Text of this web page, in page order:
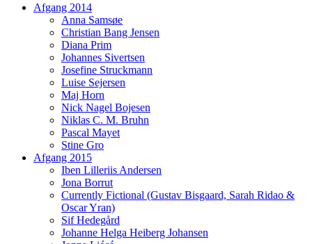
Afgang 2014
Anna Samsøe
Christian Bang Jensen
Diana Prim
Johannes Sivertsen
Josefine Struckmann
Luise Sejersen
Maj Horn
Nick Nagel Bojesen
Niklas C. M. Bruhn
Pascal Mayet
Stine Gro
Afgang 2015
Iben Lilleriis Andersen
Jona Borrut
Currently Fictional (Gustav Bisgaard, Sarah Ridao &
Oscar Yran)
Sif Hedegård
Johanne Helga Heiberg Johansen